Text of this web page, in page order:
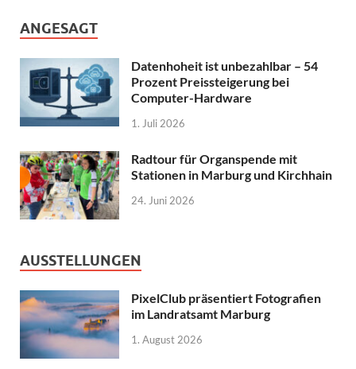
ANGESAGT
Datenhoheit ist unbezahlbar – 54
Prozent Preissteigerung bei
Computer-Hardware
1. Juli 2026
Radtour für Organspende mit
Stationen in Marburg und Kirchhain
24. Juni 2026
AUSSTELLUNGEN
PixelClub präsentiert Fotografien
im Landratsamt Marburg
1. August 2026